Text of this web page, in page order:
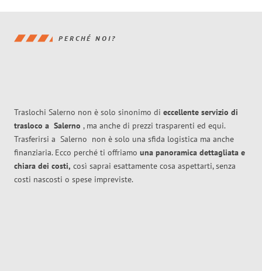
PERCHÉ NOI?
Traslochi Salerno non è solo sinonimo di eccellente servizio di
trasloco a Salerno , ma anche di prezzi trasparenti ed equi.
Trasferirsi a Salerno non è solo una sfida logistica ma anche
finanziaria. Ecco perché ti offriamo una panoramica dettagliata e
chiara dei costi, così saprai esattamente cosa aspettarti, senza
costi nascosti o spese impreviste.